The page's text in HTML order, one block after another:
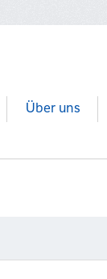
Über uns